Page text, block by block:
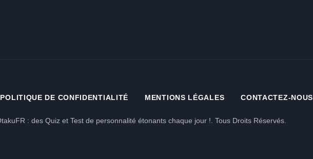
POLITIQUE DE CONFIDENTIALITÉ MENTIONS LÉGALES CONTACTEZ-NOUS
: des Quiz et Test de personnalité étonants chaque jour !. Tous Droits Réservés.